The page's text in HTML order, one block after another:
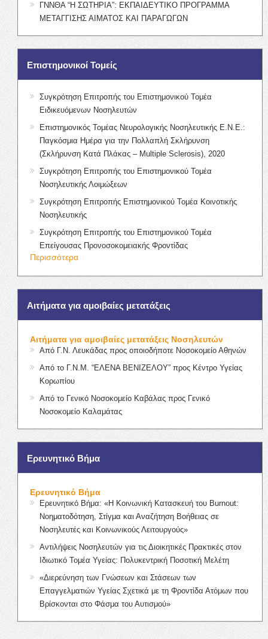
ΓΝΝΘΑ “Η ΣΩΤΗΡΙΑ”: ΕΚΠΑΙΔΕΥΤΙΚΟ ΠΡΟΓΡΑΜΜΑ
ΜΕΤΑΓΓΙΣΗΣ ΑΙΜΑΤΟΣ ΚΑΙ ΠΑΡΑΓΩΓΩΝ
Επιστημονικοί Τομείς
Συγκρότηση Επιτροπής του Επιστημονικού Τομέα
Ειδικευόμενων Νοσηλευτών
Επιστημονικός Τομέας Νευρολογικής Νοσηλευτικής Ε.Ν.Ε.:
Παγκόσμια Ημέρα για την Πολλαπλή Σκλήρυνση
(Σκλήρυνση Κατά Πλάκας – Multiple Sclerosis), 2020
Συγκρότηση Επιτροπής του Επιστημονικού Τομέα
Νοσηλευτικής Λοιμώξεων
Συγκρότηση Επιτροπής Επιστημονικού Τομέα Κοινοτικής
Νοσηλευτικής
Συγκρότηση Επιτροπής του Επιστημονικού Τομέα
Επείγουσας Προνοσοκομειακής Φροντίδας
Περισσότερα
Αιτήματα για αμοιβαίες μετατάξεις
Αιτήματα για αμοιβαίες μετατάξεις Νοσηλευτών
Από Γ.Ν. Λευκάδας προς οποιοδήποτε Νοσοκομείο Αθηνών
Από το Γ.Ν.Μ. “ΕΛΕΝΑ ΒΕΝΙΖΕΛΟΥ” προς Κέντρο Υγείας
Κορωπίου
Από το Γενικό Νοσοκομείο Καβάλας προς Γενικό
Νοσοκομείο Καλαμάτας
Ερευνητικό Βήμα
Ερευνητικό Βήμα
Ερευνητικό Βήμα: «Η Κοινωνική Κατασκευή του Burnout:
Νοηματοδότηση, Στίγμα και Αναζήτηση Βοήθειας σε
Νοσηλευτές και Κοινωνικούς Λειτουργούς»
Αντιλήψεις Νοσηλευτών για τις Διοικητικές Πρακτικές στον
Ιδιωτικό Τομέα Υγείας: Πολυκεντρική Ποσοτική Μελέτη
«Διερεύνηση των Γνώσεων και Στάσεων των
Επαγγελματιών Υγείας Σχετικά με τη Φροντίδα Ατόμων που
Βρίσκονται στο Φάσμα του Αυτισμού»